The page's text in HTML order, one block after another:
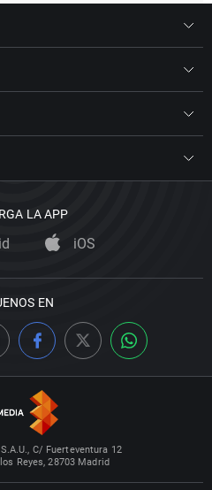
LA APP
iOS
EN
C/ Fuerteventura 12
Reyes, 28703 Madrid